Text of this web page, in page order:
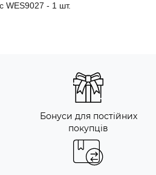
WES9027 - 1 шт.
Бонуси для постійних
покупців